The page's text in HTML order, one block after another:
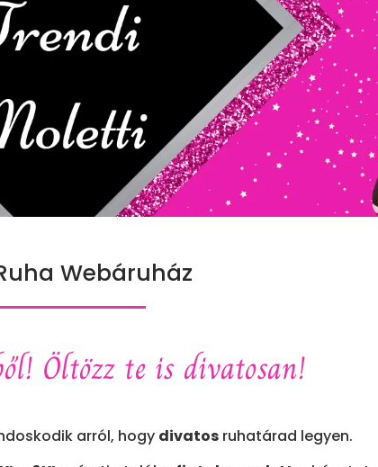
Webáruház
Öltözz te is divatosan!
arról, hogy divatosruhatárad legyen.